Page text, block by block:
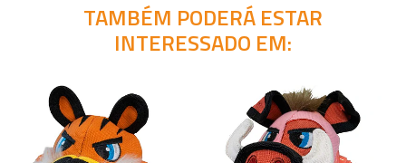
TAMBÉM PODERÁ ESTAR
INTERESSADO EM: